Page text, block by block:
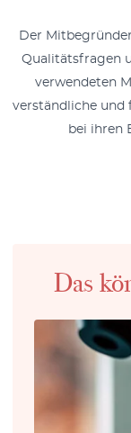
Der
Qualitätsfragen
verwendeten
verständliche und
bei ihren
Das